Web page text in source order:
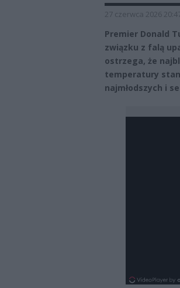
27 czerwca 2026
Premier Donald
związku z falą
ostrzega, że
temperatury
najmłodszych i